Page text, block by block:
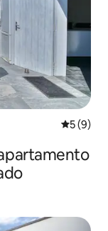
5 de
5 (9)